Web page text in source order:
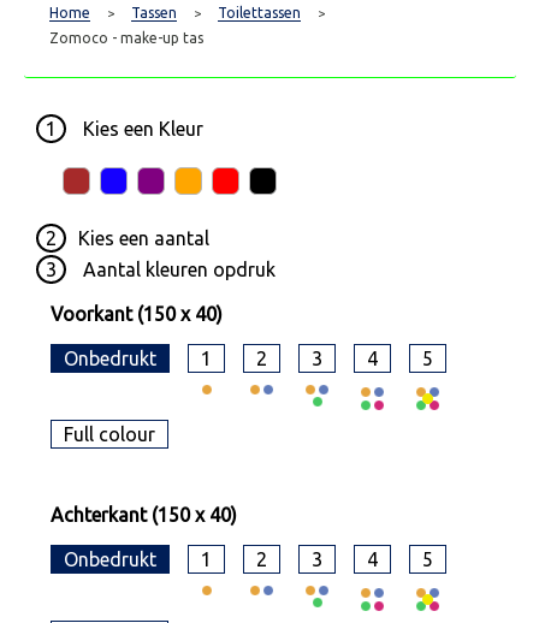
Home > Tassen > Toilettassen >
Zomoco - make-up tas
1 Kies een Kleur
2 Kies een aantal
3
Aantal kleuren opdruk
Voorkant (150 x 40)
Onbedrukt 1 2 3 4 5
Full colour
Achterkant (150 x 40)
Onbedrukt 1 2 3 4 5